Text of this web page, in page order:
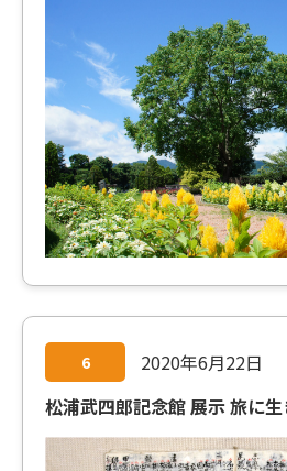
6
2020年6月22日
松浦武四郎記念館 展示 旅に